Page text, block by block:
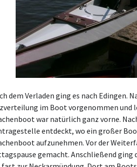
dem Verladen ging es nach Edingen.
im Boot vorgenommen und
war natürlich ganz vorne.
entdeckt, wo ein großer
aufzunehmen. Vor der
gemacht. Anschließend